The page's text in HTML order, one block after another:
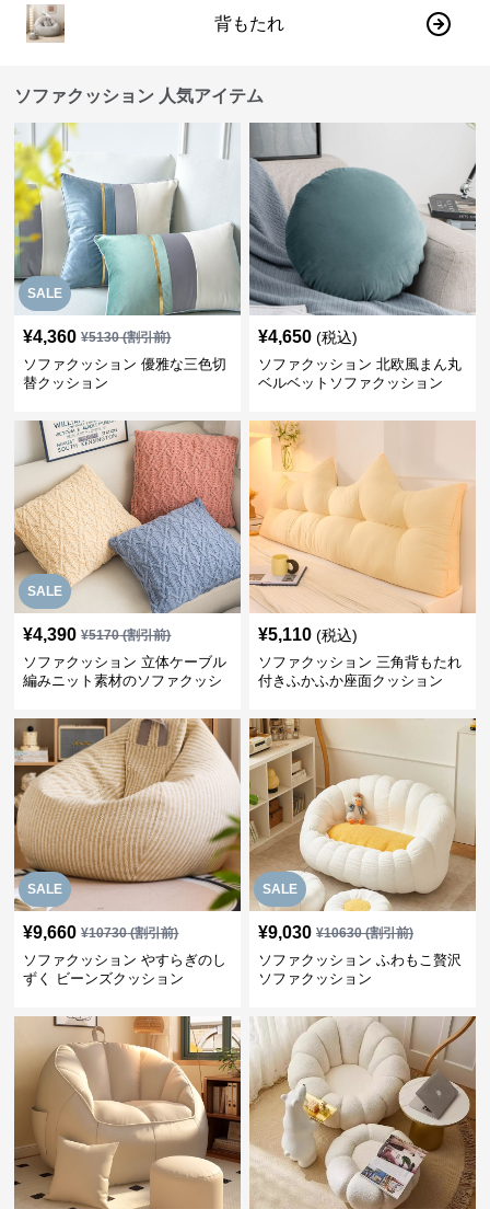
背もたれ
ソファクッション 人気アイテム
SALE
¥4,360 ¥5130(割引前)
ソファクッション 優雅な三色切
替クッション
¥4,650 (税込)
ソファクッション 北欧風まん丸
ベルベットソファクッション
SALE
¥4,390 ¥5170(割引前)
ソファクッション 立体ケーブル
編みニット素材のソファクッシ
¥5,110 (税込)
ソファクッション 三角背もたれ
付きふかふか座面クッション
SALE
¥9,660 ¥10730(割引前)
ソファクッション やすらぎのし
ずく ビーンズクッション
SALE
¥9,030 ¥10630(割引前)
ソファクッション ふわもこ贅沢
ソファクッション